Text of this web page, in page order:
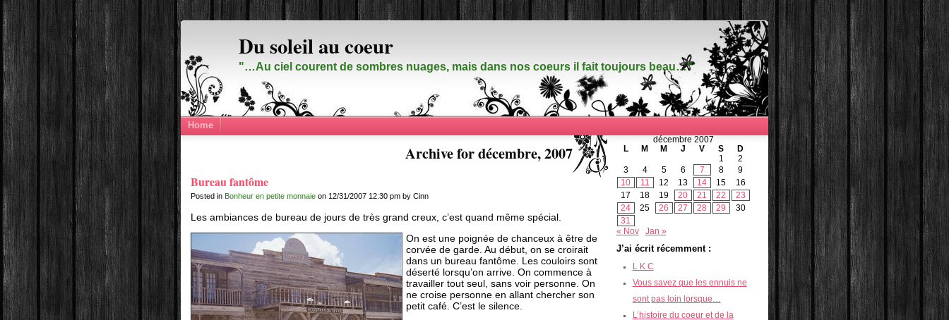
Du soleil au coeur
"…Au ciel courent de sombres nuages, mais dans nos coeurs il fait toujours beau…"
Home
Archive for décembre, 2007
Bureau fantôme
Posted in Bonheur en petite monnaie on 12/31/2007 12:30 pm by Cinn
Les ambiances de bureau de jours de très grand creux, c’est quand même spécial.
On est une poignée de chanceux à être de
corvée de garde. Au début, on se croirait
dans un bureau fantôme. Les couloirs sont
déserté lorsqu’on arrive. On commence à
travailler tout seul, sans voir personne. On
ne croise personne en allant chercher son
petit café. C’est le silence.
décembre 2007
L
M M J V S
D
1
2
3
4 5 6 7 8
9
10
11 12 13 14 15
16
17
18 19 20 21 22
23
24
25 26 27 28 29
30
31
« Nov
Jan »
J’ai écrit récemment :
L K C
Vous savez que les ennuis ne
sont pas loin lorsque…
L’histoire du coeur et de la